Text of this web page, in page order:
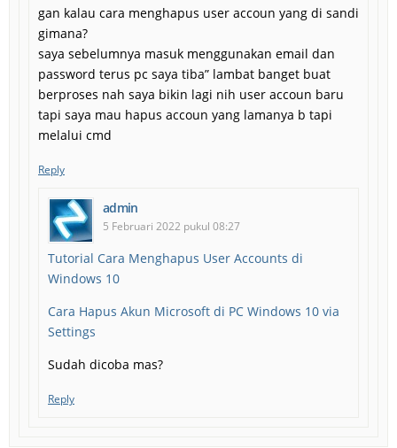
gan kalau cara menghapus user accoun yang di sandi
gimana?
saya sebelumnya masuk menggunakan email dan
password terus pc saya tiba” lambat banget buat
berproses nah saya bikin lagi nih user accoun baru
tapi saya mau hapus accoun yang lamanya b tapi
melalui cmd
Reply
admin
5 Februari 2022 pukul 08:27
Tutorial Cara Menghapus User Accounts di
Windows 10
Cara Hapus Akun Microsoft di PC Windows 10 via
Settings
Sudah dicoba mas?
Reply